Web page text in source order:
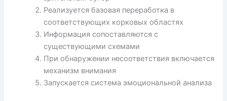
Реализуется базовая переработка в
соответствующих корковых областях
Информация сопоставляются с
существующими схемами
При обнаружении несоответствия включается
механизм внимания
Запускается система эмоциональной анализа